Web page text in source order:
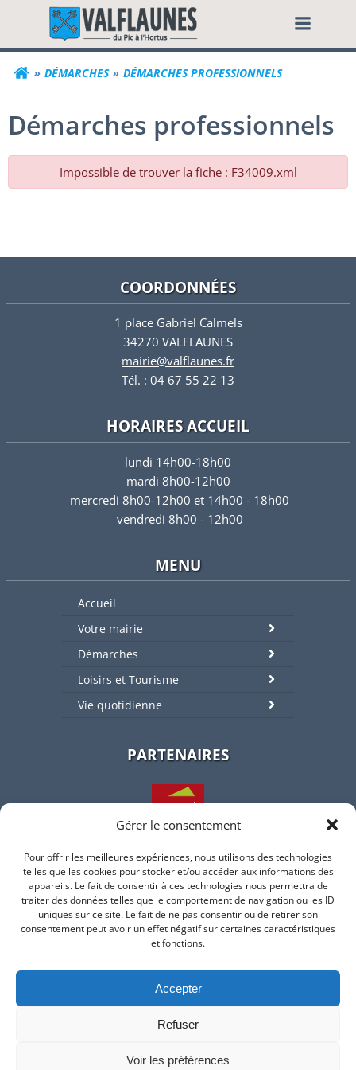
Gérer le consentement
Pour offrir les meilleures expériences, nous utilisons des technologies
telles que les cookies pour stocker et/ou accéder aux informations des
appareils. Le fait de consentir à ces technologies nous permettra de
traiter des données telles que le comportement de navigation ou les ID
uniques sur ce site. Le fait de ne pas consentir ou de retirer son
consentement peut avoir un effet négatif sur certaines caractéristiques
et fonctions.
Accepter
Refuser
Voir les préférences
contenuCommune de
DÉMARCHES DÉMARCHES PROFESSIONNELS
Démarches professionnels
Impossible de trouver la fiche : F34009.xml
COORDONNÉES
1 place Gabriel Calmels
34270 VALFLAUNES
mairie@valflaunes.fr
Tél. : 04 67 55 22 13
HORAIRES ACCUEIL
lundi 14h00-18h00
mardi 8h00-12h00
mercredi 8h00-12h00 et 14h00 - 18h00
vendredi 8h00 - 12h00
MENU
Accueil
Votre mairie
Démarches
Loisirs et Tourisme
Vie quotidienne
PARTENAIRES
L'intercommunalité
Intramuros
Suivez-nous sur Facebook
Site